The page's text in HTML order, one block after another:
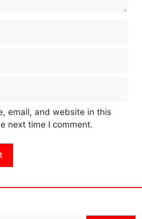
email, and website in this
next time I comment.